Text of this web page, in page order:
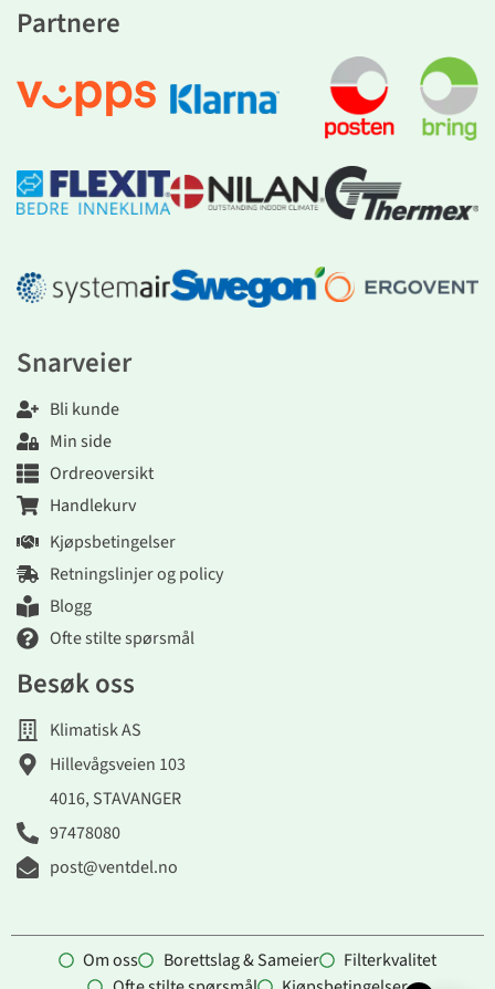
Partnere
Snarveier
Bli kunde
Min side
Ordreoversikt
Handlekurv
Kjøpsbetingelser
Retningslinjer og policy
Blogg
Ofte stilte spørsmål
Besøk oss
Klimatisk AS
Hillevågsveien 103
4016, STAVANGER
97478080
post@ventdel.no
Om oss Borettslag & Sameier
Filterkvalitet